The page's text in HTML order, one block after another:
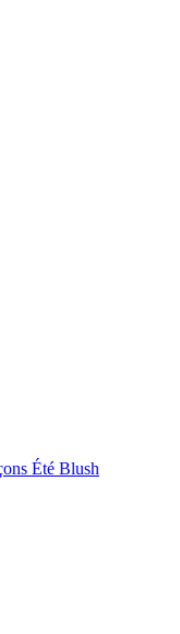
Été Blush